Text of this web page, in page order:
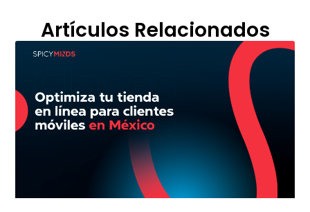
Artículos Relacionados